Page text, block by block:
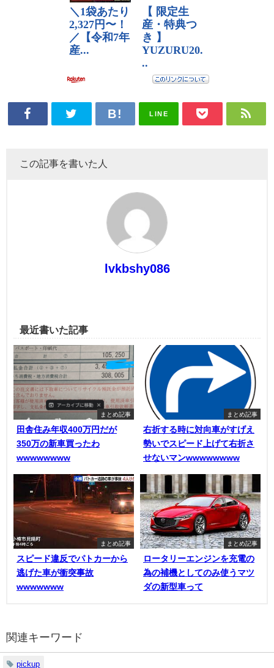
LINE
この記事を書いた人
lvkbshy086
最近書いた記事
まとめ記事
田舎住み年収400万円だが
350万の新車買ったわ
wwwwwwww
まとめ記事
右折する時に対向車がすげえ
勢いでスピード上げて右折さ
せないマンwwwwwwww
まとめ記事
スピード違反でパトカーから
逃げた車が衝突事故
wwwwwww
まとめ記事
ロータリーエンジンを充電の
為の補機としてのみ使うマツ
ダの新型車って
関連キーワード
pickup